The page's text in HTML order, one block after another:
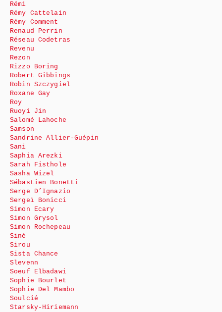
Rémi
Rémy Cattelain
Rémy Comment
Renaud Perrin
Réseau Codetras
Revenu
Rezon
Rizzo Boring
Robert Gibbings
Robin Szczygiel
Roxane Gay
Roy
Ruoyi Jin
Salomé Lahoche
Samson
Sandrine Allier-Guépin
Sani
Saphia Arezki
Sarah Fisthole
Sasha Wizel
Sébastien Bonetti
Serge D’Ignazio
Sergeï Bonicci
Simon Ecary
Simon Grysol
Simon Rochepeau
Siné
Sirou
Sista Chance
Slevenn
Soeuf Elbadawi
Sophie Bourlet
Sophie Del Mambo
Soulcié
Starsky-Hiriemann